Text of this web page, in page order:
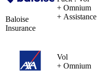
Baloise
Insurance
+ Omnium
+ Assistance
Vol
+ Omnium